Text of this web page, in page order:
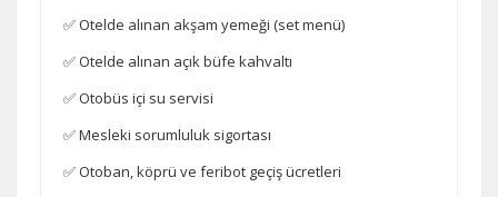
✅ Otelde alınan akşam yemeği (set menü)
✅ Otelde alınan açık büfe kahvaltı
✅ Otobüs içi su servisi
✅ Mesleki sorumluluk sigortası
✅ Otoban, köprü ve feribot geçiş ücretleri